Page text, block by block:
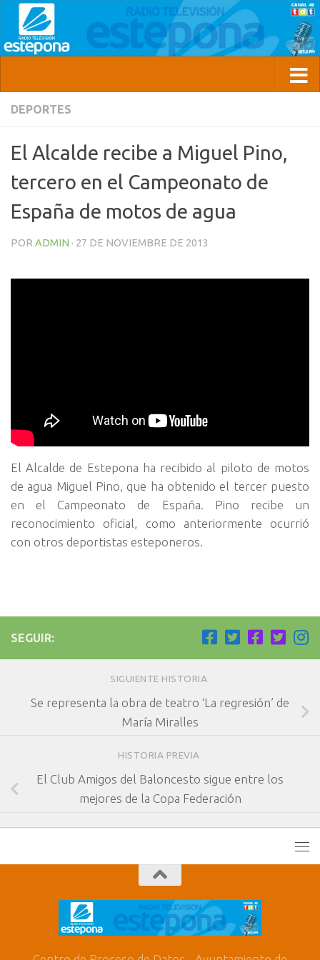
DEPORTES
El Alcalde recibe a Miguel Pino,
tercero en el Campeonato de
España de motos de agua
POR ADMIN · 27 DE NOVIEMBRE DE 2013
El Alcalde de Estepona ha recibido al piloto de motos
de agua Miguel Pino, que ha obtenido el tercer puesto
en el Campeonato de España. Pino recibe un
reconocimiento oficial, como anteriormente ocurrió
con otros deportistas esteponeros.
SEGUIR:
SIGUIENTE HISTORIA
Se representa la obra de teatro ‘La regresión’ de
María Miralles
HISTORIA PREVIA
El Club Amigos del Baloncesto sigue entre los
mejores de la Copa Federación